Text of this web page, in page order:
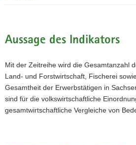
Aussage des Indikators
Mit der Zeitreihe wird die Gesamtanzahl
Land- und Forstwirtschaft, Fischerei
Gesamtheit der Erwerbstätigen in
sind für die volkswirtschaftliche
gesamtwirtschaftliche Vergleiche von